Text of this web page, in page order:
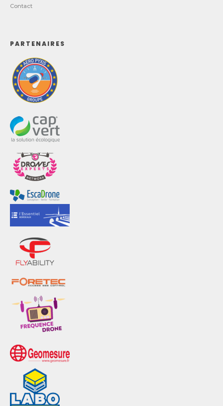
Contact
PARTENAIRES